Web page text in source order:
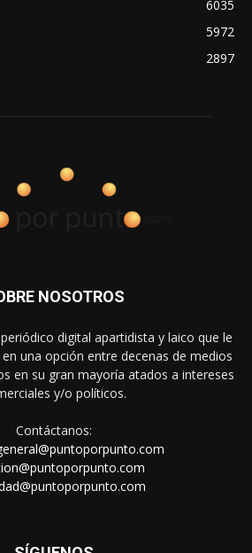
6035
5972
2897
NOSOTROS
digital apartidista y laico que le
una opción entre decenas de medios
en su gran mayoría atados a intereses
y/o políticos.
Contáctanos: